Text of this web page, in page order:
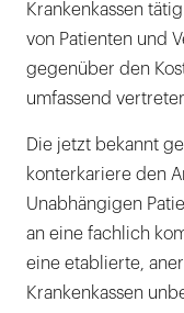
Krankenkassen
von Patienten und
gegenüber den
umfassend
Die jetzt bekannt
konterkariere den
Unabhängigen
an eine fachlich
eine etablierte,
Krankenkassen